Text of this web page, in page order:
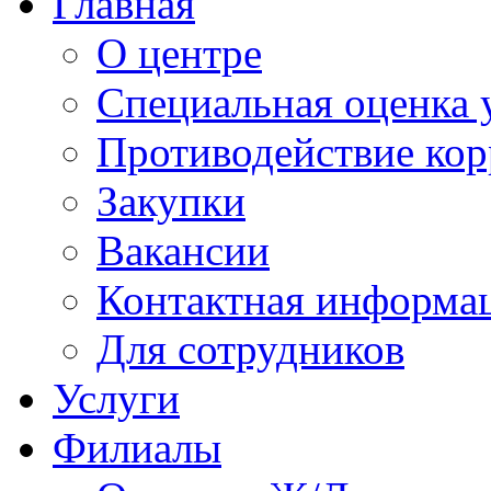
О центре
Специальная оценка
Противодействие
Закупки
Вакансии
Контактная
Для сотрудников
Услуги
Филиалы